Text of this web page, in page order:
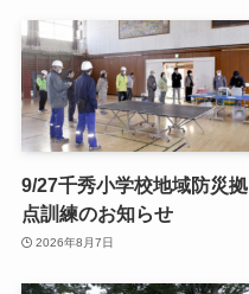
9/27千秀小学校地域防災拠
点訓練のお知らせ
2026年8月7日